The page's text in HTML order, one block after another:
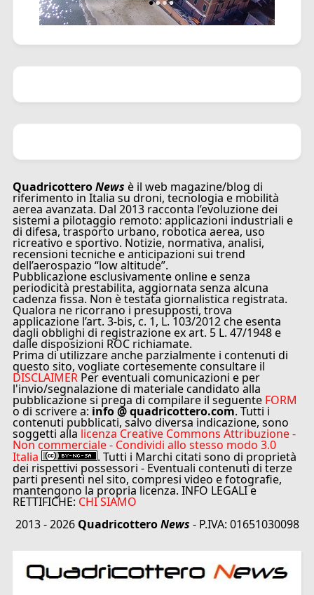
QuadricotteroNews è il web magazine/blog di
riferimento in Italia su droni, tecnologia e mobilità
aerea avanzata. Dal 2013 racconta l’evoluzione dei
sistemi a pilotaggio remoto: applicazioni industriali e
di difesa, trasporto urbano, robotica aerea, uso
ricreativo e sportivo. Notizie, normativa, analisi,
recensioni tecniche e anticipazioni sui trend
dell’aerospazio “low altitude”.
Pubblicazione esclusivamente online e senza
periodicità prestabilita, aggiornata senza alcuna
cadenza fissa. Non è testata giornalistica registrata.
Qualora ne ricorrano i presupposti, trova
applicazione l’art. 3-bis, c. 1, L. 103/2012 che esenta
dagli obblighi di registrazione ex art. 5 L. 47/1948 e
dalle disposizioni ROC richiamate.
Prima di utilizzare anche parzialmente i contenuti di
questo sito, vogliate cortesemente consultare il
DISCLAIMER Per eventuali comunicazioni e per
l'invio/segnalazione di materiale candidato alla
pubblicazione si prega di compilare il seguente FORM
o di scrivere a: info @ quadricottero.com. Tutti i
contenuti pubblicati, salvo diversa indicazione, sono
soggetti alla licenza Creative Commons Attribuzione -
Non commerciale - Condividi allo stesso modo 3.0
Italia . Tutti i Marchi citati sono di proprietà
dei rispettivi possessori - Eventuali contenuti di terze
parti presenti nel sito, compresi video e fotografie,
mantengono la propria licenza. INFO LEGALI e
RETTIFICHE: CHI SIAMO
2013 - 2026 QuadricotteroNews - P.IVA: 01651030098